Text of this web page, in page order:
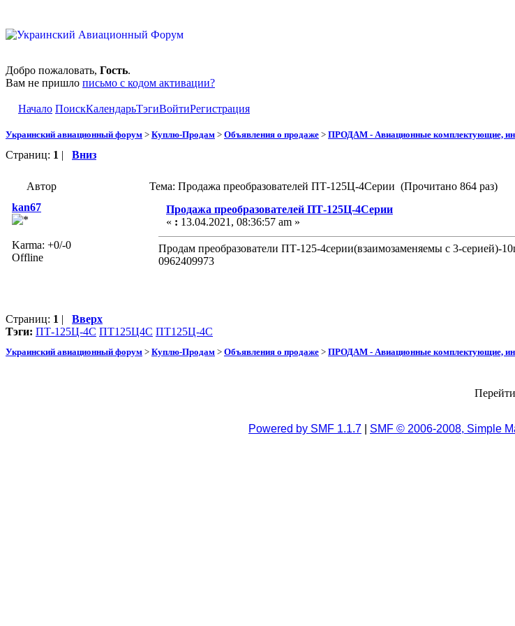
Добро пожаловать, Гость.
Вам не пришло письмо с кодом активации?
Начало ПоискКалендарьТэгиВойтиРегистрация
Украинский авиационный форум > Куплю-Продам > Объявления о продаже > ПРОДАМ - Авиационные комплектующие,
Страниц: 1 | Вниз
Автор
Тема: Продажа преобразователей ПТ-125Ц-4Серии (Прочитано 864 раз)
kan67
Karma: +0/-0
Offline
Продажа преобразователей ПТ-125Ц-4Серии
« : 13.04.2021, 08:36:57 am »
Продам преобразователи ПТ-125-4серии(взаимозаменяемы с 3-серией)-
0962409973
Страниц: 1 | Вверх
Тэги: ПТ-125Ц-4С ПТ125Ц4С ПТ125Ц-4С
Украинский авиационный форум > Куплю-Продам > Объявления о продаже > ПРОДАМ - Авиационные комплектующие,
Powered by SMF 1.1.7 SMF © 2006-2008, Simple